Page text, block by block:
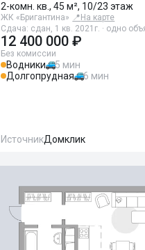
2-комн. кв., 45 м², 10/23 этаж
ЖК «Бригантина» 📍 На карте
Сдача: сдан, 1 кв. 2021г. · одно
12 400 000 ₽
Без комиссии
Водники
5 мин
Долгопрудная
6 мин
ИсточникДомклик